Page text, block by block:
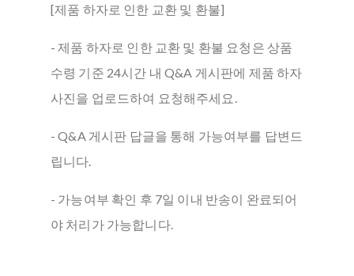
[제품 하자로 인한 교환 및 환불]
- 제품 하자로 인한 교환 및 환불 요청은 상품
수령 기준 24시간 내 Q&A 게시판에 제품 하자
사진을 업로드하여 요청해주세요.
- Q&A 게시판 답글을 통해 가능여부를 답변드
립니다.
- 가능여부 확인 후 7일 이내 반송이 완료되어
야 처리가 가능합니다.